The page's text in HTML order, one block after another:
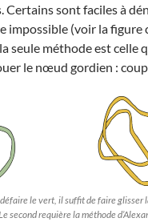
sont faciles à
impossible (voir la figure
seule méthode est celle
le nœud gordien :
le vert, il suffit de faire glisser
second requière la méthode